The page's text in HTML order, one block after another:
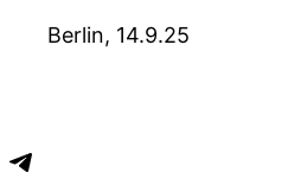
Berlin, 14.9.25